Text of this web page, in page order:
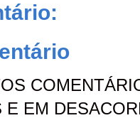
E EM